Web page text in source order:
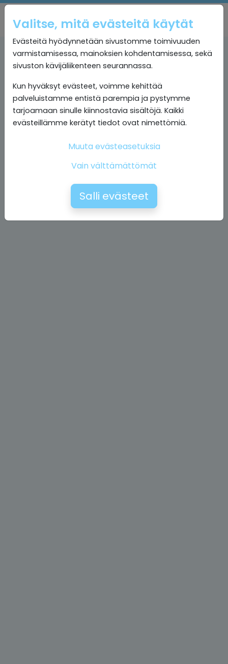
Valitse, mitä evästeitä käytät
Evästeitä hyödynnetään sivustomme toimivuuden
varmistamisessa, mainoksien kohdentamisessa, sekä
sivuston kävijäliikenteen seurannassa.
Kun hyväksyt evästeet, voimme kehittää
palveluistamme entistä parempia ja pystymme
tarjoamaan sinulle kiinnostavia sisältöjä. Kaikki
evästeillämme kerätyt tiedot ovat nimettömiä.
Muuta evästeasetuksia
Vain välttämättömät
Salli evästeet